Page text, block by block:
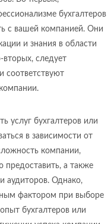
бухгалтеров
с вашей компанией. Они
и знания в области
вторых, следует
соответствуют
услуг бухгалтеров или
в зависимости от
компании,
предоставить, а также
аудиторов. Однако,
фактором при выборе
бухгалтеров или